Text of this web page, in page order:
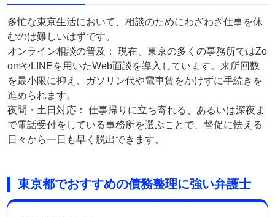
多忙な東京生活において、相談のためにわざわざ仕事を休
むのは難しいはずです。
オンライン相談の普及： 現在、東京の多くの事務所ではZo
omやLINEを用いたWeb面談を導入しています。来所回数
を最小限に抑え、ガソリン代や電車賃をかけずに手続きを
進められます。
夜間・土日対応： 仕事帰りに立ち寄れる、あるいは深夜ま
で電話受付をしている事務所を選ぶことで、督促に怯える
日々から一日も早く脱出できます。
東京都でおすすめの債務整理に強い弁護士